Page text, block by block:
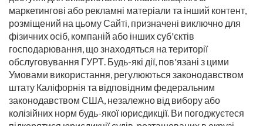
маркетингові або рекламні матеріали та інший контент,
розміщений на цьому Сайті, призначені виключно для
фізичних осіб, компаній або інших суб'єктів
господарювання, що знаходяться на території
обслуговування ГУРТ. Будь-які дії, пов'язані з цими
Умовами використання, регулюються законодавством
штату Каліфорнія та відповідним федеральним
законодавством США, незалежно від вибору або
колізійних норм будь-якої юрисдикції. Ви погоджуєтеся